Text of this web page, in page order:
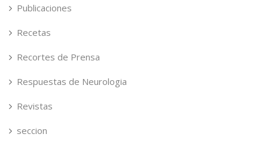
Publicaciones
Recetas
Recortes de Prensa
Respuestas de Neurologia
Revistas
seccion